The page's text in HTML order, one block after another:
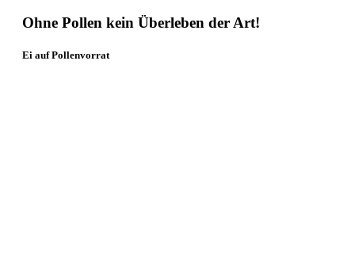
Ohne Pollen kein Überleben der Art!
Ei auf Pollenvorrat